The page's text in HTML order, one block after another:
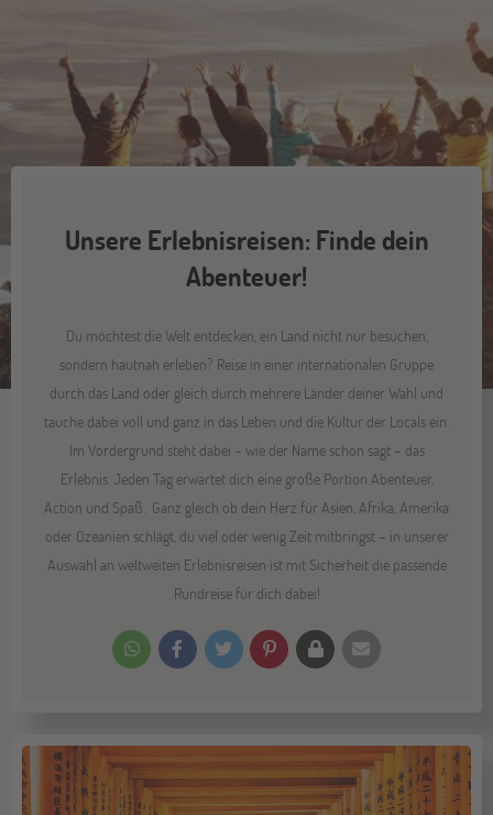
Unsere Erlebnisreisen: Finde dein
Abenteuer!
Du möchtest die Welt entdecken, ein Land nicht nur besuchen,
sondern hautnah erleben? Reise in einer internationalen Gruppe
durch das Land oder gleich durch mehrere Länder deiner Wahl und
tauche dabei voll und ganz in das Leben und die Kultur der Locals ein.
Im Vordergrund steht dabei – wie der Name schon sagt – das
Erlebnis. Jeden Tag erwartet dich eine große Portion Abenteuer,
Action und Spaß. Ganz gleich ob dein Herz für Asien, Afrika, Amerika
oder Ozeanien schlägt, du viel oder wenig Zeit mitbringst – in unserer
Auswahl an weltweiten Erlebnisreisen ist mit Sicherheit die passende
Rundreise für dich dabei!